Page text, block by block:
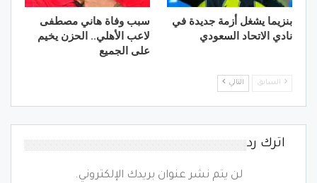
بنزيما يشغل أزمة جديدة في
نادي الاتحاد السعودي
سبب وفاة هاني مصطفى
لاعب الأهلي.. الحزن يخيم
على الجميع
السابق التالي
اترك رد
لن يتم نشر عنوان بريدك الإلكتروني.